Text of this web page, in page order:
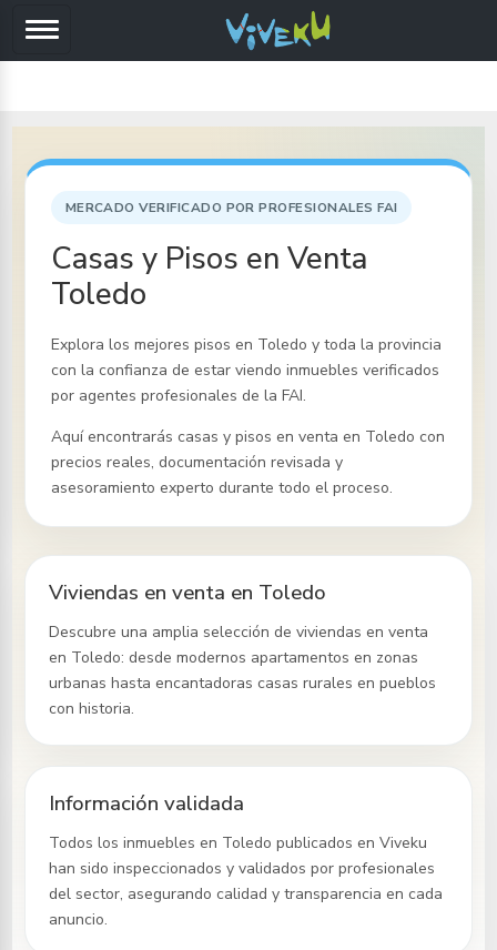
MERCADO VERIFICADO POR PROFESIONALES FAI
Casas y Pisos en Venta
Toledo
Explora los mejores pisos en Toledo y toda la provincia
con la confianza de estar viendo inmuebles verificados
por agentes profesionales de la FAI.
Aquí encontrarás casas y pisos en venta en Toledo con
precios reales, documentación revisada y
asesoramiento experto durante todo el proceso.
Viviendas en venta en Toledo
Descubre una amplia selección de viviendas en venta
en Toledo: desde modernos apartamentos en zonas
urbanas hasta encantadoras casas rurales en pueblos
con historia.
Información validada
Todos los inmueblesen Toledo publicados en Viveku
han sido inspeccionados y validados por profesionales
del sector, asegurando calidad y transparencia en cada
anuncio.